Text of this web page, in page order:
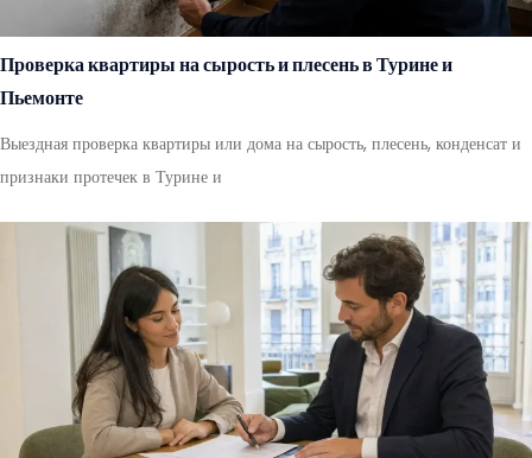
Проверка квартиры на сырость и плесень в Турине и
Пьемонте
Выездная проверка квартиры или дома на сырость, плесень, конденсат и
признаки протечек в Турине и